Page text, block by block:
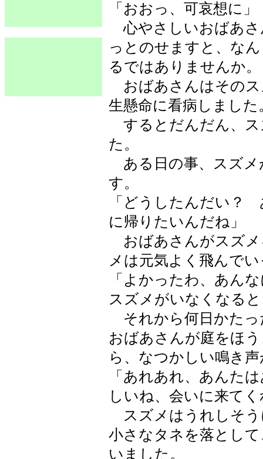
「おおっ、可哀想に」
心やさしいおばあさ
っとのせますと、な
るではありませんか。
おばあさんはそのス
生懸命に看病しました
するとだんだん、ス
た。
ある日の事、スズメ
す。
「どうしたんだい？
に帰りたいんだね」
おばあさんがスズメ
メは元気よく飛んで
「よかったわ、あん
スズメがいなくなる
それから何日かたっ
おばあさんが庭をほ
ら、なつかしい鳴き
「あれあれ、あんた
しいね、会いに来て
スズメはうれしそう
小さなタネを落とし
いました。